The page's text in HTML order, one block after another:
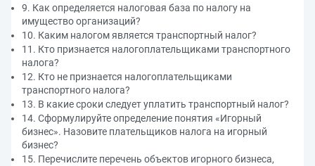
9. Как определяется налоговая база по налогу на
имущество организаций?
10. Каким налогом является транспортный налог?
11. Кто признается налогоплательщиками транспортного
налога?
12. Кто не признается налогоплательщиками
транспортного налога?
13. В какие сроки следует уплатить транспортный налог?
14. Сформулируйте определение понятия «Игорный
бизнес». Назовите плательщиков налога на игорный
бизнес?
15. Перечислите перечень объектов игорного бизнеса,